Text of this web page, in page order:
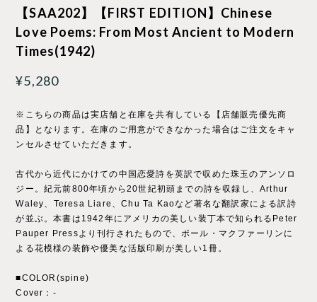
【SAA202】【FIRST EDITION】Chinese
Love Poems: From Most Ancient to Modern
Times(1942)
¥5,280
※こちらの商品は実店舗と在庫を共有している【店舗販売優先商
品】となります。在庫のご用意ができなかった場合はご注文をキャ
ンセルさせていただきます。
古代から近代にかけての中国恋愛詩を英訳で収めた珠玉のアンソロ
ジー。紀元前800年頃から20世紀初頭までの詩を収録し、Arthur
Waley、Teresa Liare、Chu Ta Kaoなど著名な翻訳家による訳詩
が並ぶ。本書は1942年にアメリカの美しい装丁本で知られるPeter
Pauper Pressより刊行されたもので、ポール・マクファーリンに
よる花模様の装飾や優美な活版印刷が美しい1冊。
■COLOR(spine)
Cover：‐